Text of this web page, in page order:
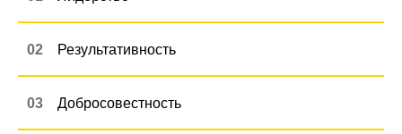
02 Результативность
03 Добросовестность